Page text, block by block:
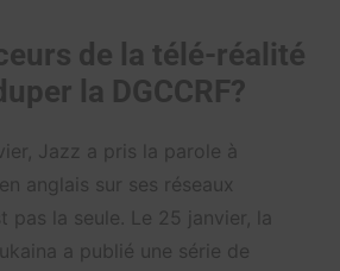
de la télé-réalité
la DGCCRF?
Jazz a pris la parole à
anglais sur ses réseaux
pas la seule. Le 25 janvier, la
a publié une série de